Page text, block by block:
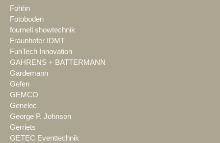
Fohhn
Fotoboden
fournell showtechnik
Fraunhofer IDMT
FunTech Innovation
GAHRENS + BATTERMANN
Gardemann
Gefen
GEMCO
Genelec
George P. Johnson
Gerriets
GETEC Eventtechnik